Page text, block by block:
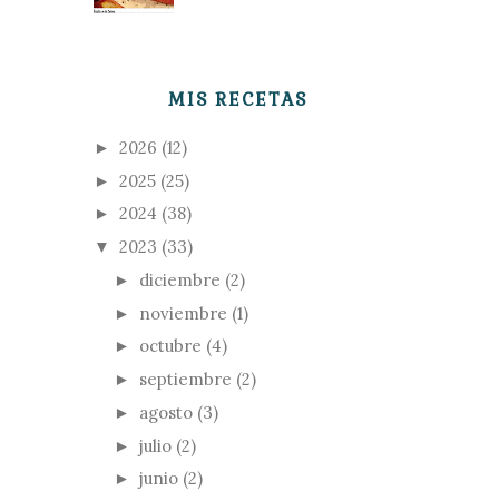
MIS RECETAS
► 2026 (12)
► 2025 (25)
► 2024 (38)
▼ 2023 (33)
► diciembre (2)
► noviembre (1)
► octubre (4)
► septiembre (2)
► agosto (3)
► julio (2)
► junio (2)